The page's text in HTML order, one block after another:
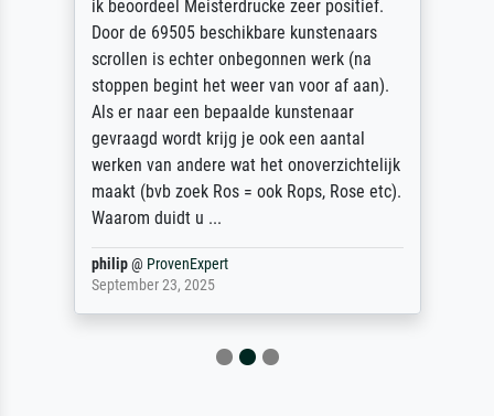
ik beoordeel Meisterdrucke zeer positief.
Door de 69505 beschikbare kunstenaars
scrollen is echter onbegonnen werk (na
stoppen begint het weer van voor af aan).
Als er naar een bepaalde kunstenaar
gevraagd wordt krijg je ook een aantal
werken van andere wat het onoverzichtelijk
maakt (bvb zoek Ros = ook Rops, Rose etc).
Waarom duidt u ...
philip@ ProvenExpert
September 23, 2025